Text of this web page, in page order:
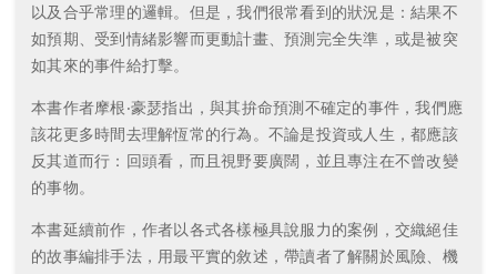
以及合乎常理的邏輯。但是，我們很常看到的狀況是：結果不
如預期、受到情緒影響而更動計畫、預測完全失準，或是被突
如其來的事件給打擊。
本書作者摩根‧豪瑟指出，與其拚命預測不確定的事件，我們應
該花更多時間去理解恆常的行為。不論是投資或人生，都應該
反其道而行：回頭看，而且視野要廣闊，並且專注在不曾改變
的事物。
本書延續前作，作者以各式各樣極具說服力的案例，交織絕佳
的故事編排手法，用最平實的敘述，帶讀者了解關於風險、機